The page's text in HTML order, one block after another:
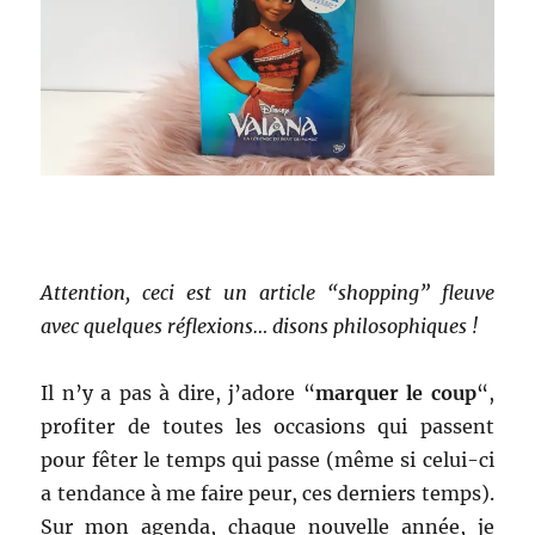
Attention, ceci est un article “shopping” fleuve
avec quelques réflexions… disons philosophiques !
Il n’y a pas à dire, j’adore “marquer le coup“,
profiter de toutes les occasions qui passent
pour fêter le temps qui passe (même si celui-ci
a tendance à me faire peur, ces derniers temps).
Sur mon agenda, chaque nouvelle année, je